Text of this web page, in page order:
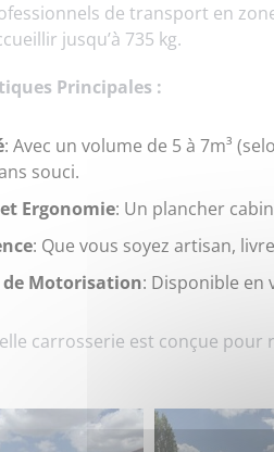
de transport en
jusqu’à 735 kg.
Principales :
: Avec un volume de 5 à 7m³
souci.
Ergonomie: Un plancher
: Que vous soyez artisan,
Motorisation: Disponible en
carrosserie est conçue